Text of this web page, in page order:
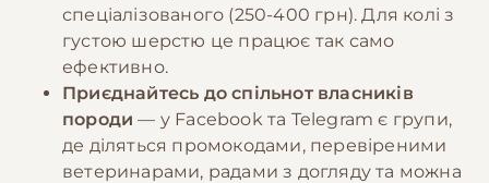
спеціалізованого (250-400 грн). Для колі з
густою шерстю це працює так само
ефективно.
Приєднайтесь до спільнот власників
породи — у Facebook та Telegram є групи,
де діляться промокодами, перевіреними
ветеринарами, радами з догляду та можна